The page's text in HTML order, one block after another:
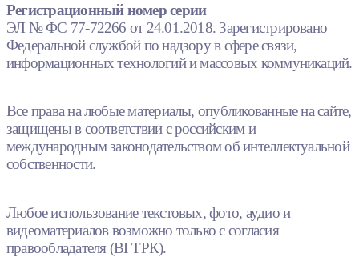
Регистрационный номер серии
ЭЛ № ФС 77-72266 от 24.01.2018. Зарегистрировано
Федеральной службой по надзору в сфере связи,
информационных технологий и массовых коммуникаций.
Все права на любые материалы, опубликованные на сайте,
защищены в соответствии с российским и
международным законодательством об интеллектуальной
собственности.
Любое использование текстовых, фото, аудио и
видеоматериалов возможно только с согласия
правообладателя (ВГТРК).